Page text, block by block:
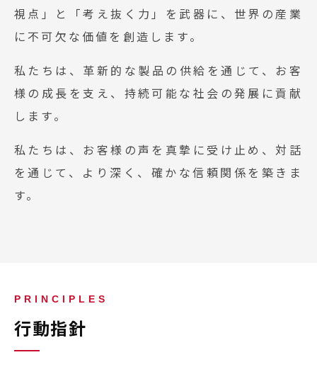
視点」と「考え抜く力」を武器に、世界の産業
に不可欠な価値を創造します。
私たちは、革新的な製品の供給を通じて、お客
様の成長を支え、持続可能な社会の発展に貢献
します。
私たちは、お客様の声を真摯に受け止め、対話
を通じて、より深く、確かな信頼関係を築きま
す。
PRINCIPLES
行動指針